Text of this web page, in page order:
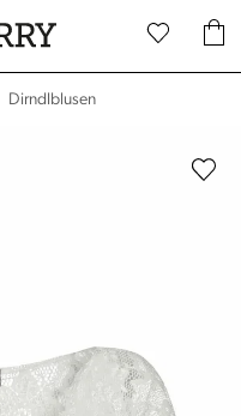
Dirndlblusen